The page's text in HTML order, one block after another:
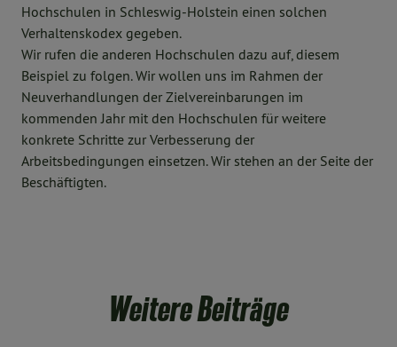
Hochschulen in Schleswig-Holstein einen solchen
Verhaltenskodex gegeben.
Wir rufen die anderen Hochschulen dazu auf, diesem
Beispiel zu folgen. Wir wollen uns im Rahmen der
Neuverhandlungen der Zielvereinbarungen im
kommenden Jahr mit den Hochschulen für weitere
konkrete Schritte zur Verbesserung der
Arbeitsbedingungen einsetzen. Wir stehen an der Seite der
Beschäftigten.
Weitere Beiträge